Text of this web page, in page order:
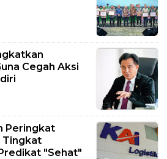
Cegah Aksi
Peringkat
Tingkat
"Sehat"